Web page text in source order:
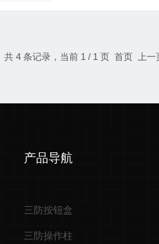
共 4 条记录，当前 1 / 1 页 首页 上
产品导航
三防按钮盒
三防操作柱